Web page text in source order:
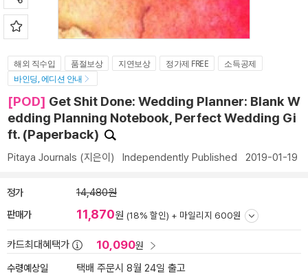
해외 직수입 품절보상 지연보상 정가제 FREE
소득공제
바인딩, 에디션 안내
[POD] Get Shit Done: Wedding Planner: Blank W
edding Planning Notebook, Perfect Wedding Gi
ft. (Paperback)
Pitaya Journals (지은이) Independently Published 2019-01-19
정가 14,480원
판매가 11,870원 (18% 할인) + 마일리지 600원
카드최대혜택가 10,090원
수령예상일
택배 주문시 8월 24일 출고